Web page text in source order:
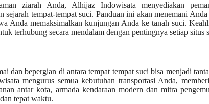
ziarah Anda, Alhijaz Indowisata menyediakan
sejarah tempat-tempat suci. Panduan ini akan menemani
Anda memaksimalkan kunjungan Anda ke tanah suci.
terhubung secara mendalam dengan pentingnya setiap situs
dan bepergian di antara tempat tempat suci bisa menjadi
mengurus semua kebutuhan transportasi Anda,
antar kota, armada kendaraan modern dan mitra
tepat waktu.